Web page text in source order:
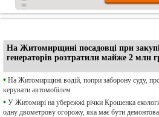
На Житомирщині посадовці при
генераторів розтратили майже 2 млн
• На Житомирщині водій, попри заборону суду,
керувати автомобілем
• У Житомирі на убережжі річки Крошенка
одну двометрову огорожу, яка має бути